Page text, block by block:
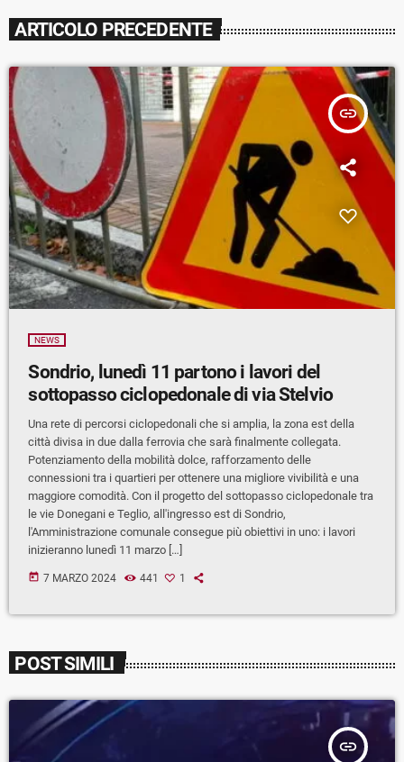
ARTICOLO PRECEDENTE
insert_link
NEWS
Sondrio, lunedì 11 partono i lavori del
sottopasso ciclopedonale di via Stelvio
Una rete di percorsi ciclopedonali che si amplia, la zona est della
città divisa in due dalla ferrovia che sarà finalmente collegata.
Potenziamento della mobilità dolce, rafforzamento delle
connessioni tra i quartieri per ottenere una migliore vivibilità e una
maggiore comodità. Con il progetto del sottopasso ciclopedonale tra
le vie Donegani e Teglio, all'ingresso est di Sondrio,
l'Amministrazione comunale consegue più obiettivi in uno: i lavori
inizieranno lunedì 11 marzo […]
today 7 MARZO 2024 441 1
POST SIMILI
insert_link